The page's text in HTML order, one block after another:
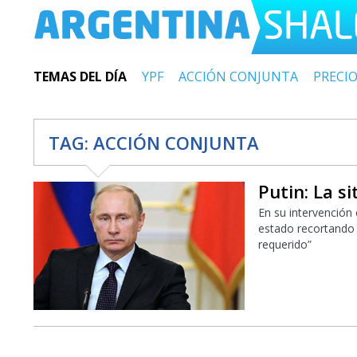
TEMAS DEL DÍA YPF ACCIÓN CONJUNTA
TAG: ACCIÓN CONJUNTA
Putin: La
En su
estado recortando
requerido”